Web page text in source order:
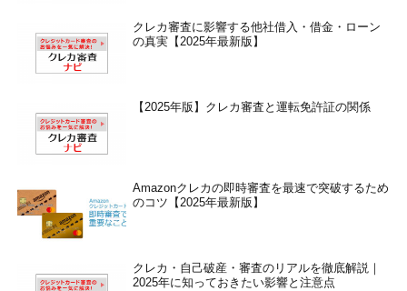
クレカ審査に影響する他社借入・借金・ローン
の真実【2025年最新版】
【2025年版】クレカ審査と運転免許証の関係
Amazonクレカの即時審査を最速で突破するため
のコツ【2025年最新版】
クレカ・自己破産・審査のリアルを徹底解説｜
2025年に知っておきたい影響と注意点